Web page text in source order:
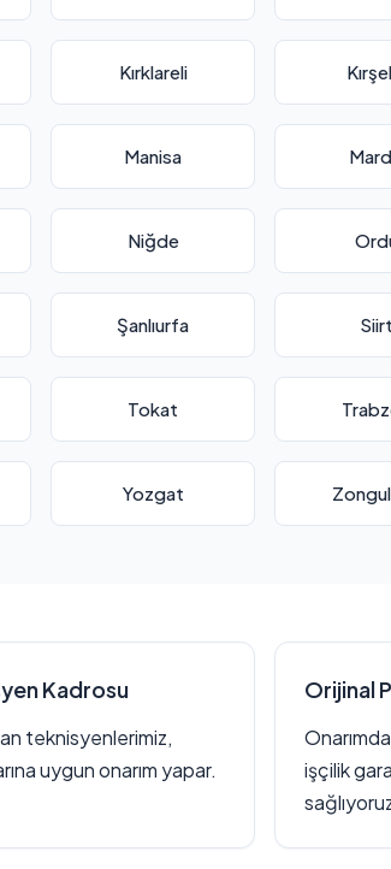
Kırklareli
Manisa
Niğde
Şanlıurfa Siirt
Tokat
Yozgat
Kadrosu
teknisyenlerimiz,
uygun onarım yapar.
Orijinal
işçilik